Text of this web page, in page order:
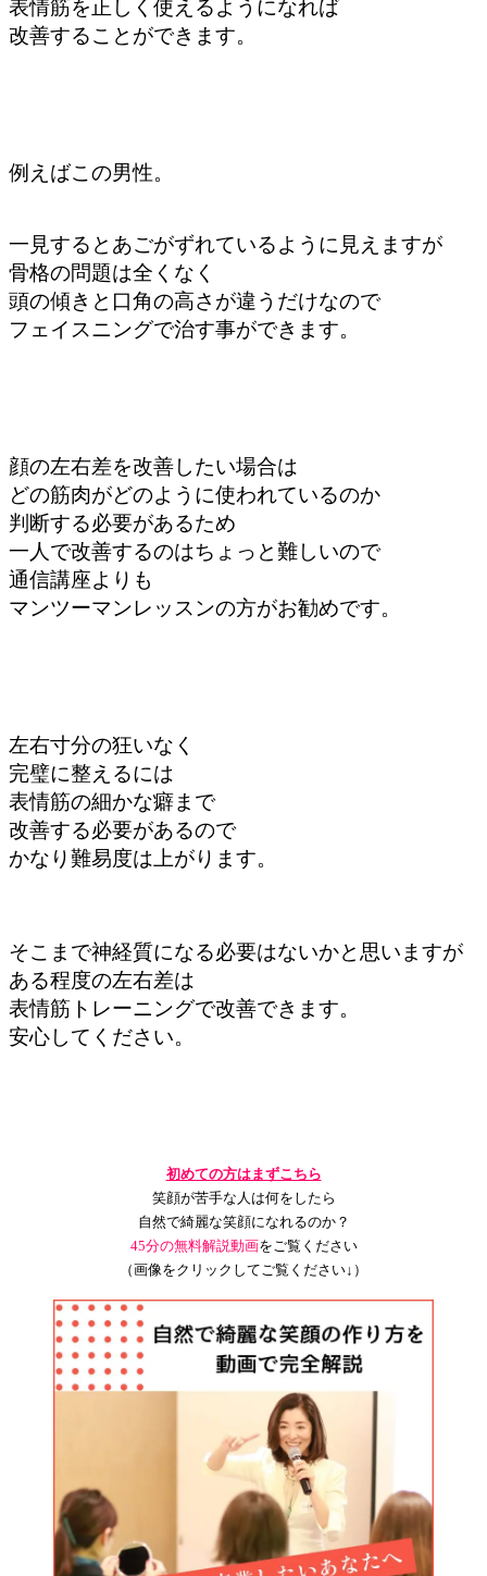
表情筋を正しく使えるようになれば
改善することができます。
例えばこの男性。
一見するとあごがずれているように見えますが
骨格の問題は全くなく
頭の傾きと口角の高さが違うだけなので
フェイスニングで治す事ができます。
顔の左右差を改善したい場合は
どの筋肉がどのように使われているのか
判断する必要があるため
一人で改善するのはちょっと難しいので
通信講座よりも
マンツーマンレッスンの方がお勧めです。
左右寸分の狂いなく
完璧に整えるには
表情筋の細かな癖まで
改善する必要があるので
かなり難易度は上がります。
そこまで神経質になる必要はないかと思いますが
ある程度の左右差は
表情筋トレーニングで改善できます。
安心してください。
初めての方はまずこちら
笑顔が苦手な人は何をしたら
自然で綺麗な笑顔になれるのか？
45分の無料解説動画をご覧ください
（画像をクリックしてご覧ください↓）